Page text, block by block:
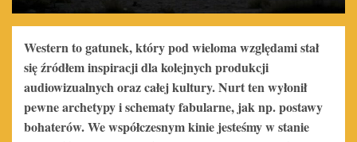
Western to gatunek, który pod wieloma względami stał
się źródłem inspiracji dla kolejnych produkcji
audiowizualnych oraz całej kultury. Nurt ten wyłonił
pewne archetypy i schematy fabularne, jak np. postawy
bohaterów. We współczesnym kinie jesteśmy w stanie